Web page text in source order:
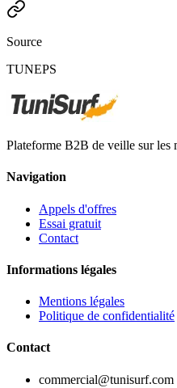
Source
TUNEPS
Plateforme B2B de veille sur les
Navigation
Appels d'offres
Essai gratuit
Contact
Informations légales
Mentions légales
Politique de confidentialité
Contact
commercial@tunisurf.com